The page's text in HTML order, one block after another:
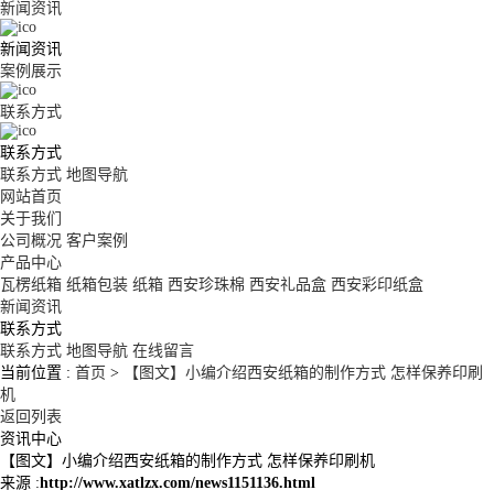
新闻资讯
新闻资讯
案例展示
联系方式
联系方式
联系方式 地图导航
网站首页
关于我们
公司概况 客户案例
产品中心
瓦楞纸箱 纸箱包装 纸箱 西安珍珠棉 西安礼品盒 西安彩印纸盒
新闻资讯
联系方式
联系方式 地图导航 在线留言
当前位置 : 首页 >
【图文】小编介绍西安纸箱的制作方式 怎样保养印刷
机
返回列表
资讯中心
【图文】小编介绍西安纸箱的制作方式 怎样保养印刷机
来源 :http://www.xatlzx.com/news1151136.html